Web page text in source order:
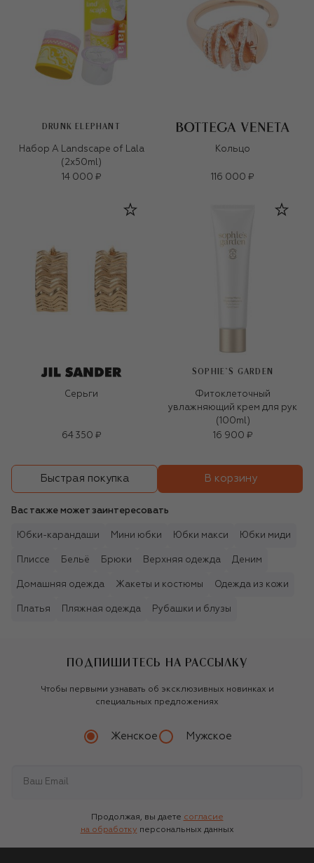
DRUNK ELEPHANT
Набор A Landscape of Lala
(2x50ml)
14 000 ₽
Кольцо
116 000 ₽
Серьги
64 350 ₽
SOPHIE`S GARDEN
Фитоклеточный
увлажняющий крем для рук
(100ml)
16 900 ₽
Быстрая покупка В корзину
Вас также может заинтересовать
Юбки-карандаши Мини юбки Юбки макси Юбки миди
Плиссе Бельё Брюки Верхняя одежда Деним
Домашняя одежда Жакеты и костюмы Одежда из кожи
Платья Пляжная одежда Рубашки и блузы
ПОДПИШИТЕСЬ НА РАССЫЛКУ
Чтобы первыми узнавать об эксклюзивных новинках и
специальных предложениях
Женское Мужское
Продолжая, вы даете согласие
на обработку персональных данных